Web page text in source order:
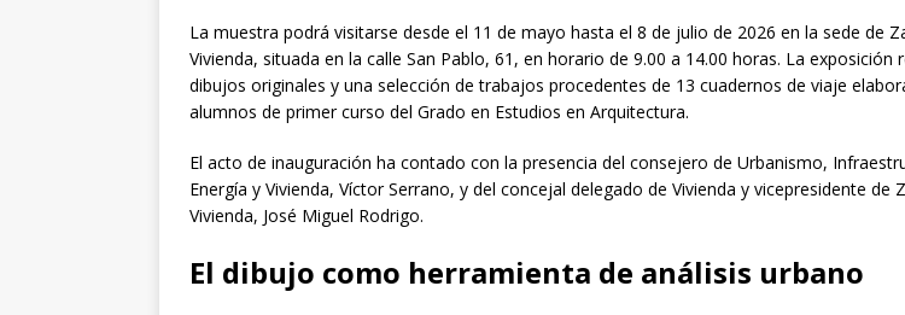
La muestra podrá visitarse desde el 11 de mayo hasta el 8 de julio de 2026 en la sede de
Vivienda, situada en la calle San Pablo, 61, en horario de 9.00 a 14.00 horas. La exposición
dibujos originales y una selección de trabajos procedentes de 13 cuadernos de viaje
alumnos de primer curso del Grado en Estudios en Arquitectura.
El acto de inauguración ha contado con la presencia del consejero de Urbanismo,
Energía y Vivienda, Víctor Serrano, y del concejal delegado de Vivienda y vicepresidente de
Vivienda, José Miguel Rodrigo.
El dibujo como herramienta de análisis urbano